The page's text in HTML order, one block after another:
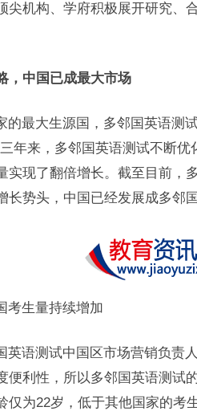
尖机构、学府积极展开研究、
，中国已成最大市场
的最大生源国，多邻国英语测
年来，多邻国英语测试不断
实现了翻倍增长。截至目前，
长势头，中国已经发展成多邻
考生量持续增加
英语测试中国区市场营销负责
便利性，所以多邻国英语测试
仅为22岁，低于其他国家的考